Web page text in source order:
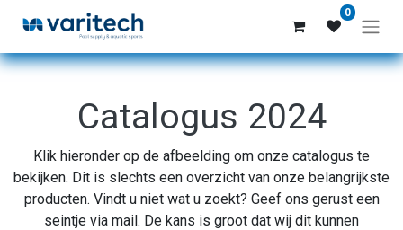
0
Catalogus 2024
Klik hieronder op de afbeelding om onze catalogus te
bekijken. Dit is slechts een overzicht van onze belangrijkste
producten. Vindt u niet wat u zoekt? Geef ons gerust een
seintje via mail. De kans is groot dat wij dit kunnen